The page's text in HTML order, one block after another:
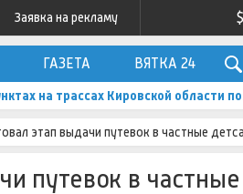
Заявка на рекламу $
ГАЗЕТА ВЯТКА 24
на трассах Кировской области
этап выдачи путевок в частные
путевок в